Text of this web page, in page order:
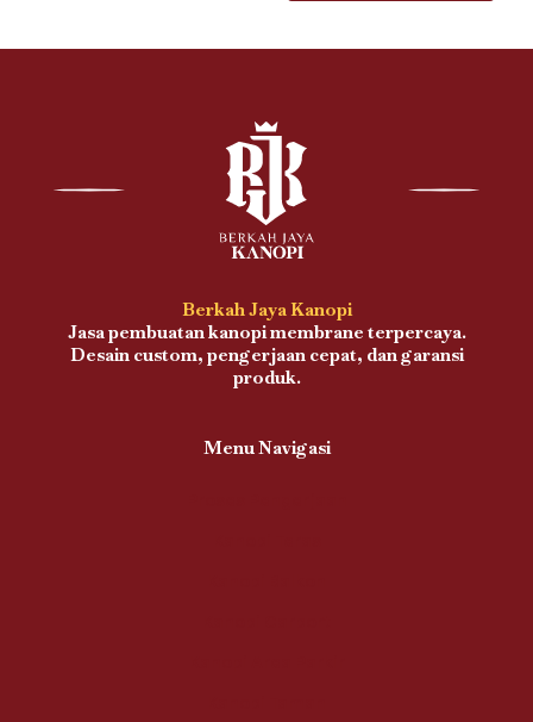
Berkah Jaya Kanopi
Jasa pembuatan kanopi membrane terpercaya.
Desain custom, pengerjaan cepat, dan garansi
produk.
Menu Navigasi